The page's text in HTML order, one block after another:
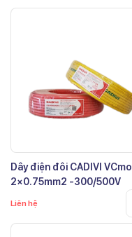
Dây điện đôi CADIVI VCmo
2×0.75mm2 -300/500V
Liên hệ